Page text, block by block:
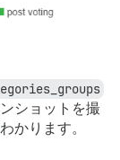
ショットを撮
かります。